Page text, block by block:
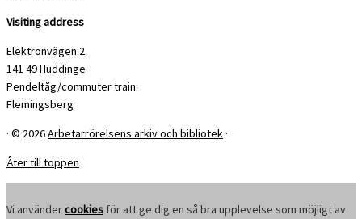
Visiting address
Elektronvägen 2
141 49 Huddinge
Pendeltåg/commuter train:
Flemingsberg
· © 2026Arbetarrörelsens arkiv och bibliotek ·
Åter till toppen
Vi användercookies för att ge dig en så bra upplevelse som möjligt av